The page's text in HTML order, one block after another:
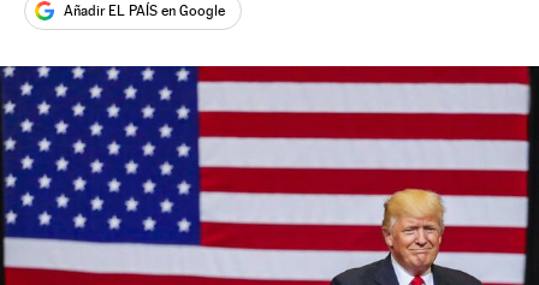
Añadir EL PAÍS en Google